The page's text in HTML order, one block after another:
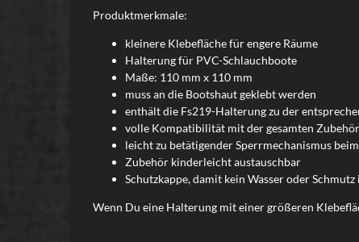
Produktmerkmale:
kleinere Klebefläche für engere Räume
Halterung für PVC-Schlauchboote
Maße: 110 mm x 110 mm
muss an die Bootshaut geklebt werden
enthält die Fs219-Halterung zu der
volle Kompatibilität mit der gesamten
leicht zu betätigender Sperrmechanismus
Zubehör kinderleicht austauschbar
Schutzkappe, damit kein Wasser oder
Wenn Du eine Halterung mit einer größeren